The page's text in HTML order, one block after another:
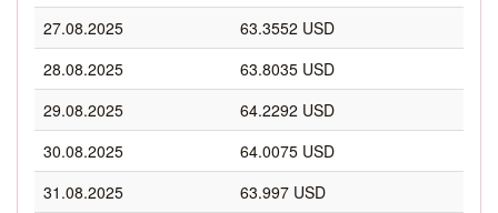
27.08.2025
63.3552 USD
28.08.2025
63.8035 USD
29.08.2025
64.2292 USD
30.08.2025
64.0075 USD
31.08.2025
63.997 USD